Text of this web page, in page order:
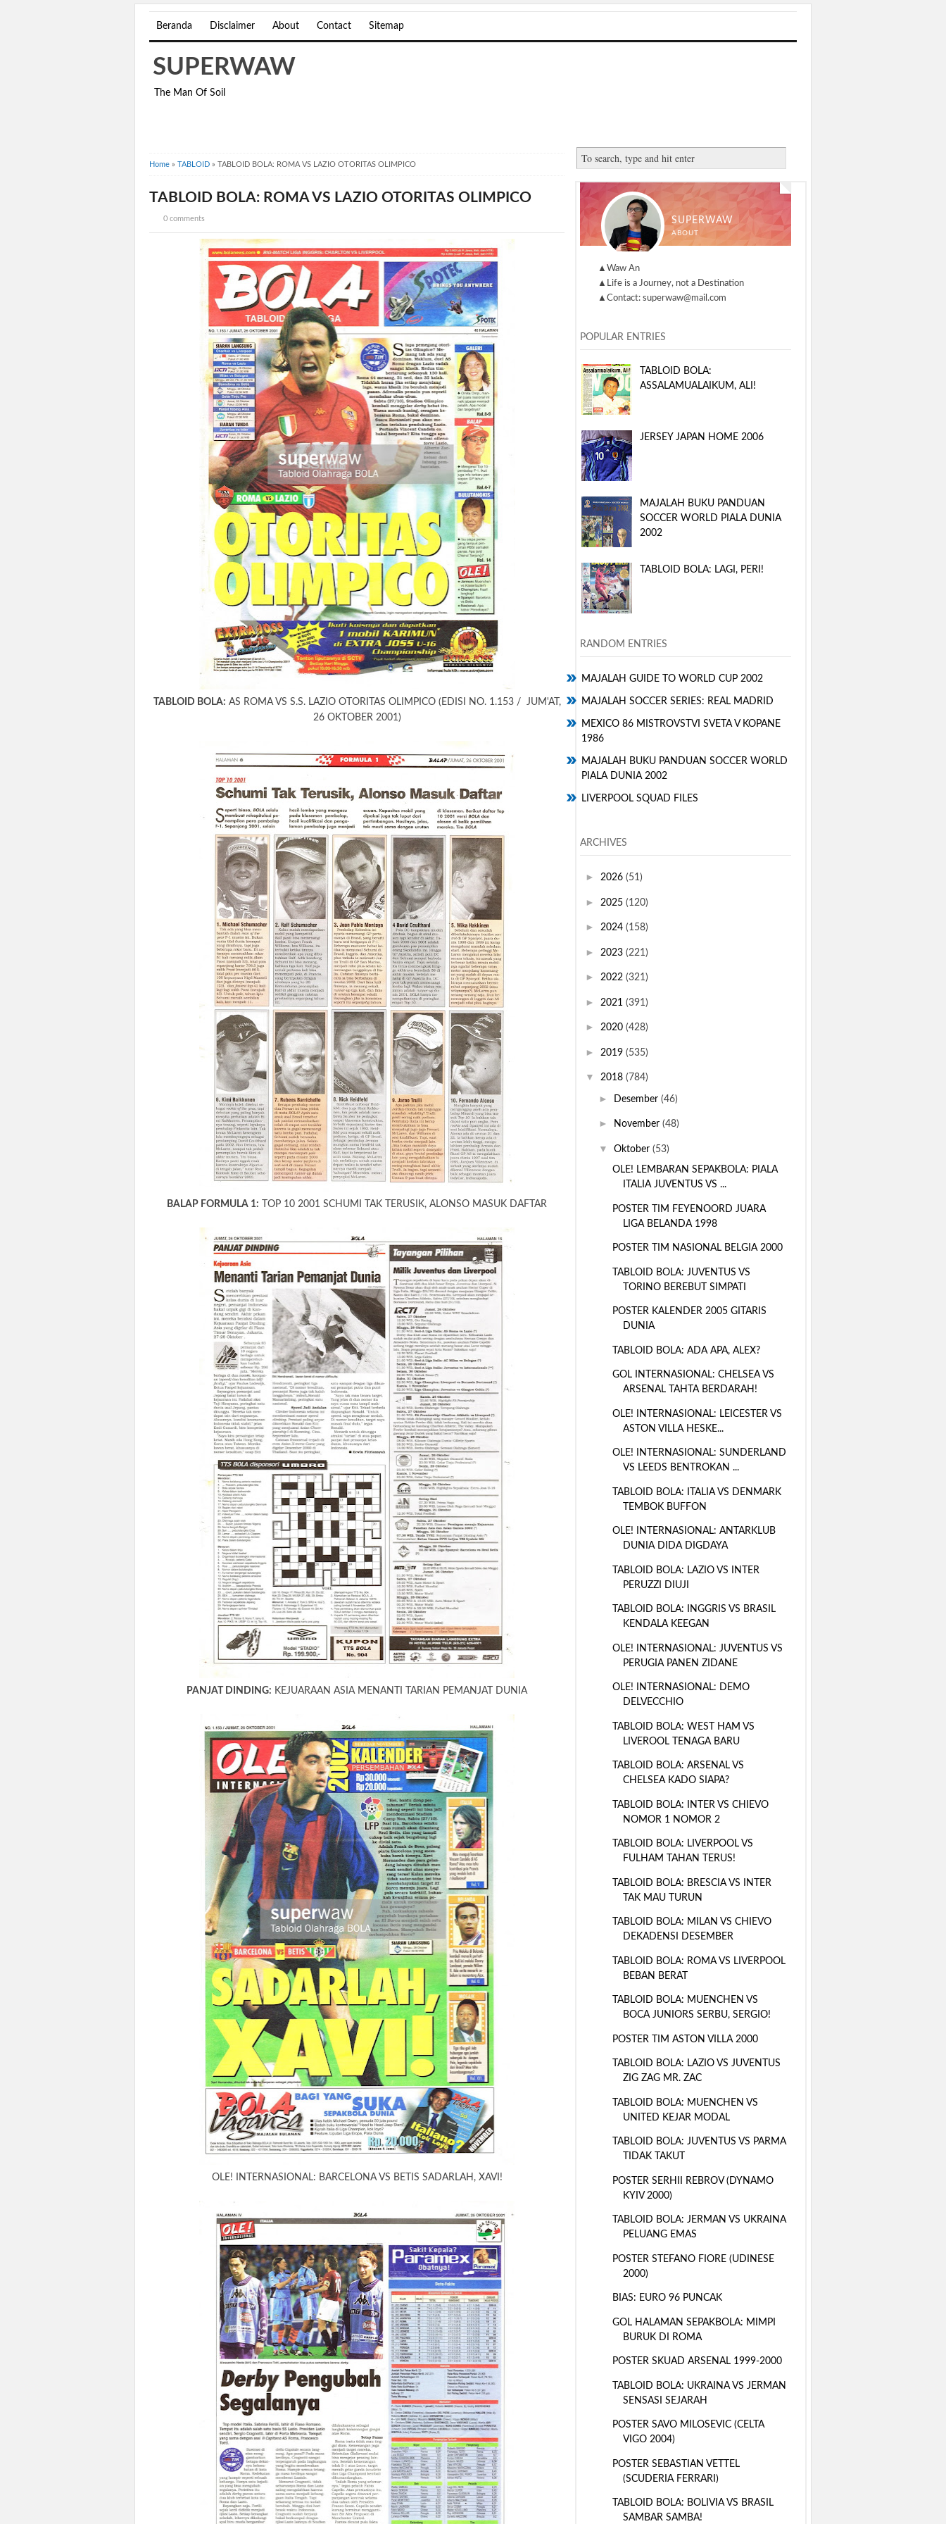
Beranda Disclaimer About Contact Sitemap
SUPERWAW
The Man Of Soil
Home » TABLOID » TABLOID BOLA: ROMA VS LAZIO OTORITAS OLIMPICO
TABLOID BOLA: ROMA VS LAZIO OTORITAS OLIMPICO
0 comments
TABLOID BOLA: AS ROMA VS S.S. LAZIO OTORITAS OLIMPICO (EDISI NO. 1.153 / JUM'AT,
26 OKTOBER 2001)
BALAP FORMULA 1: TOP 10 2001 SCHUMI TAK TERUSIK, ALONSO MASUK DAFTAR
PANJAT DINDING: KEJUARAAN ASIA MENANTI TARIAN PEMANJAT DUNIA
OLE! INTERNASIONAL: BARCELONA VS BETIS SADARLAH, XAVI!
SUPERWAW
ABOUT
▲Waw An
▲Life is a Journey, not a Destination
▲Contact: superwaw@mail.com
POPULAR ENTRIES
TABLOID BOLA:
ASSALAMUALAIKUM, ALI!
JERSEY JAPAN HOME 2006
MAJALAH BUKU PANDUAN
SOCCER WORLD PIALA DUNIA
2002
TABLOID BOLA: LAGI, PERI!
RANDOM ENTRIES
MAJALAH GUIDE TO WORLD CUP 2002
MAJALAH SOCCER SERIES: REAL MADRID
MEXICO 86 MISTROVSTVI SVETA V KOPANE
1986
MAJALAH BUKU PANDUAN SOCCER WORLD
PIALA DUNIA 2002
LIVERPOOL SQUAD FILES
ARCHIVES
► 2026 (51)
► 2025 (120)
► 2024 (158)
► 2023 (221)
► 2022 (321)
► 2021 (391)
► 2020 (428)
► 2019 (535)
▼ 2018 (784)
► Desember (46)
► November (48)
▼ Oktober (53)
OLE! LEMBARAN SEPAKBOLA: PIALA
ITALIA JUVENTUS VS ...
POSTER TIM FEYENOORD JUARA
LIGA BELANDA 1998
POSTER TIM NASIONAL BELGIA 2000
TABLOID BOLA: JUVENTUS VS
TORINO BEREBUT SIMPATI
POSTER KALENDER 2005 GITARIS
DUNIA
TABLOID BOLA: ADA APA, ALEX?
GOL INTERNASIONAL: CHELSEA VS
ARSENAL TAHTA BERDARAH!
OLE! INTERNASIONAL: LEICESTER VS
ASTON VILLA HESKE...
OLE! INTERNASIONAL: SUNDERLAND
VS LEEDS BENTROKAN ...
TABLOID BOLA: ITALIA VS DENMARK
TEMBOK BUFFON
OLE! INTERNASIONAL: ANTARKLUB
DUNIA DIDA DIGDAYA
TABLOID BOLA: LAZIO VS INTER
PERUZZI DIUJI
TABLOID BOLA: INGGRIS VS BRASIL
KENDALA KEEGAN
OLE! INTERNASIONAL: JUVENTUS VS
PERUGIA PANEN ZIDANE
OLE! INTERNASIONAL: DEMO
DELVECCHIO
TABLOID BOLA: WEST HAM VS
LIVEROOL TENAGA BARU
TABLOID BOLA: ARSENAL VS
CHELSEA KADO SIAPA?
TABLOID BOLA: INTER VS CHIEVO
NOMOR 1 NOMOR 2
TABLOID BOLA: LIVERPOOL VS
FULHAM TAHAN TERUS!
TABLOID BOLA: BRESCIA VS INTER
TAK MAU TURUN
TABLOID BOLA: MILAN VS CHIEVO
DEKADENSI DESEMBER
TABLOID BOLA: ROMA VS LIVERPOOL
BEBAN BERAT
TABLOID BOLA: MUENCHEN VS
BOCA JUNIORS SERBU, SERGIO!
POSTER TIM ASTON VILLA 2000
TABLOID BOLA: LAZIO VS JUVENTUS
ZIG ZAG MR. ZAC
TABLOID BOLA: MUENCHEN VS
UNITED KEJAR MODAL
TABLOID BOLA: JUVENTUS VS PARMA
TIDAK TAKUT
POSTER SERHII REBROV (DYNAMO
KYIV 2000)
TABLOID BOLA: JERMAN VS UKRAINA
PELUANG EMAS
POSTER STEFANO FIORE (UDINESE
2000)
BIAS: EURO 96 PUNCAK
GOL HALAMAN SEPAKBOLA: MIMPI
BURUK DI ROMA
POSTER SKUAD ARSENAL 1999-2000
TABLOID BOLA: UKRAINA VS JERMAN
SENSASI SEJARAH
POSTER SAVO MILOSEVIC (CELTA
VIGO 2004)
POSTER SEBASTIAN VETTEL
(SCUDERIA FERRARI)
TABLOID BOLA: BOLIVIA VS BRASIL
SAMBAR SAMBA!